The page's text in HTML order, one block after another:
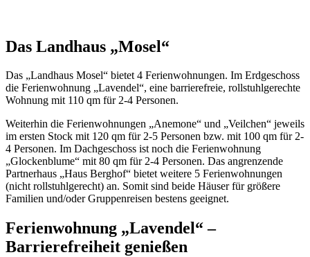
Das Landhaus „Mosel“
Das „Landhaus Mosel“ bietet 4 Ferienwohnungen. Im Erdgeschoss
die Ferienwohnung „Lavendel“, eine barrierefreie, rollstuhlgerechte
Wohnung mit 110 qm für 2-4 Personen.
Weiterhin die Ferienwohnungen „Anemone“ und „Veilchen“ jeweils
im ersten Stock mit 120 qm für 2-5 Personen bzw. mit 100 qm für 2-
4 Personen. Im Dachgeschoss ist noch die Ferienwohnung
„Glockenblume“ mit 80 qm für 2-4 Personen. Das angrenzende
Partnerhaus „Haus Berghof“ bietet weitere 5 Ferienwohnungen
(nicht rollstuhlgerecht) an. Somit sind beide Häuser für größere
Familien und/oder Gruppenreisen bestens geeignet.
Ferienwohnung „Lavendel“ –
Barrierefreiheit genießen